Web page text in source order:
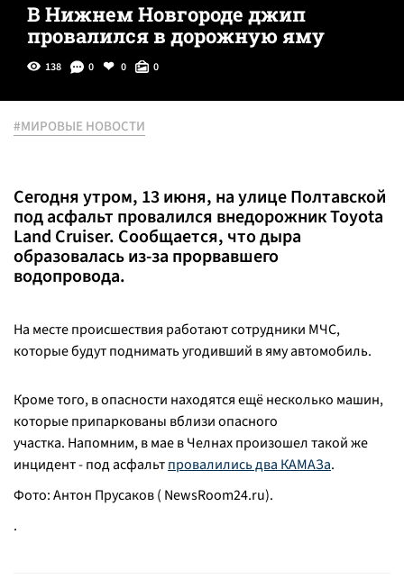
В Нижнем Новгороде джип
провалился в дорожную яму
138 0 0 0
#МИРОВЫЕ НОВОСТИ
Сегодня утром, 13 июня, на улице Полтавской
под асфальт провалился внедорожник Toyota
Land Cruiser. Сообщается, что дыра
образовалась из-за прорвавшего
водопровода.
На месте происшествия работают сотрудники МЧС,
которые будут поднимать угодивший в яму автомобиль.
Кроме того, в опасности находятся ещё несколько машин,
которые припаркованы вблизи опасного
участка. Напомним, в мае в Челнах произошел такой же
инцидент - под асфальтпровалились два КАМАЗа.
Фото: Антон Прусаков ( NewsRoom24.ru).
.